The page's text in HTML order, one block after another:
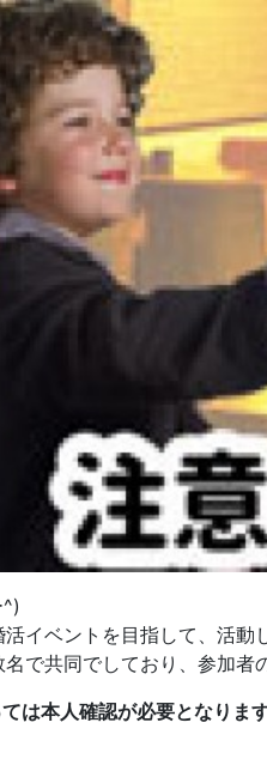
イベントを目指して、活動
で共同でしており、参加
は本人確認が必要となります